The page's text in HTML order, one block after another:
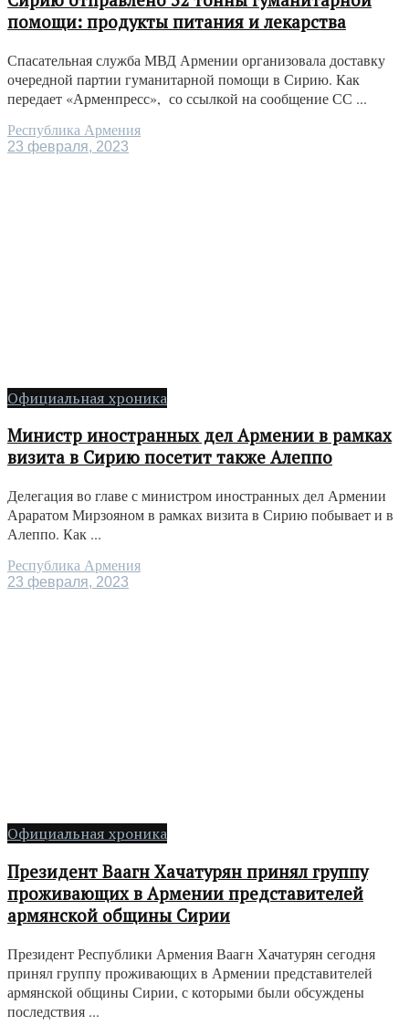
помощи: продукты питания и лекарства
Спасательная служба МВД Армении организовала доставку
очередной партии гуманитарной помощи в Сирию. Как
передает «Арменпресс», со ссылкой на сообщение СС ...
Республика Армения
23 февраля, 2023
Официальная хроника
Министр иностранных дел Армении в рамках
визита в Сирию посетит также Алеппо
Делегация во главе с министром иностранных дел Армении
Араратом Мирзояном в рамках визита в Сирию побывает и в
Алеппо. Как ...
Республика Армения
23 февраля, 2023
Официальная хроника
Президент Ваагн Хачатурян принял группу
проживающих в Армении представителей
армянской общины Сирии
Президент Республики Армения Ваагн Хачатурян сегодня
принял группу проживающих в Армении представителей
армянской общины Сирии, с которыми были обсуждены
последствия ...